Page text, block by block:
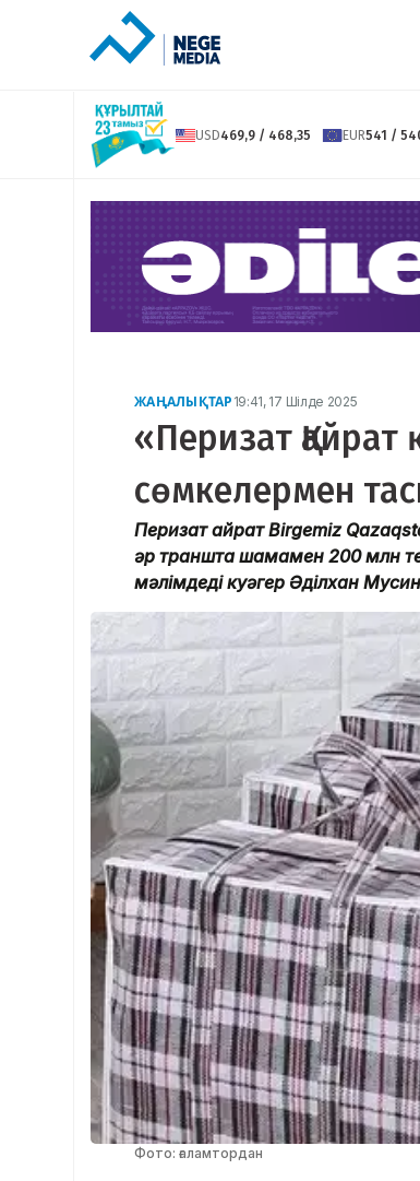
USD469,9 / 468,35 EUR541 /
ЖАҢАЛЫҚТАР 19:41, 17 Шілде 2025
«Перизат
сөмкелермен
Перизат Қайрат Birgemiz
әр траншта шамамен 200 млн
мәлімдеді куәгер Әділхан
Фото: ғаламтордан